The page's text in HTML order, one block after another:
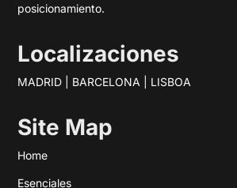
posicionamiento.
Localizaciones
MADRID | BARCELONA | LISBOA
Site Map
Home
Esenciales